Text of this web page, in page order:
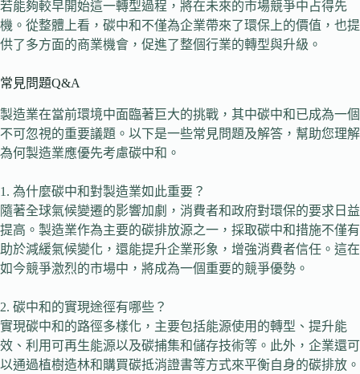
若能夠較早開始這一轉型過程，將在未來的市場競爭中占得先
機。從整體上看，碳中和不僅為企業帶來了環保上的價值，也提
供了多方面的商業機會，促進了整個行業的轉型與升級。
常見問題Q&A
製造業在當前環境中面臨著巨大的挑戰，其中碳中和已成為一個
不可忽視的重要議題。以下是一些常見問題及解答，幫助您理解
為何製造業應優先考慮碳中和。
1. 為什麼碳中和對製造業如此重要？
隨著全球氣候變遷的影響加劇，消費者和政府對環保的要求日益
提高。製造業作為主要的碳排放源之一，採取碳中和措施不僅有
助於減緩氣候變化，還能提升企業形象，增強消費者信任。這在
如今競爭激烈的市場中，將成為一個重要的競爭優勢。
2. 碳中和的實現途徑有哪些？
實現碳中和的路徑多樣化，主要包括能源使用的轉型、提升能
效、利用可再生能源以及碳捕集和儲存技術等。此外，企業還可
以通過植樹造林和購買碳抵消證書等方式來平衡自身的碳排放。